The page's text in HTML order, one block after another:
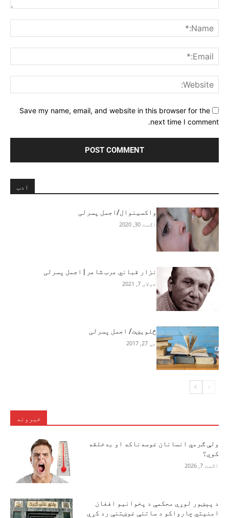
Save my name, email, and website in this browser for the
next time I comment.
ادب
واکسینوال/اجمل پسرلی
اګست 30, 2020
نزار قباني عرب شاعر | اجمل پسرلی
جولای 7, 2021
څلویښت/ اجمل پسرلی
مې 27, 2017
خبرونه
ولې ګرمي انسانان غوسه‌ناکه او بدخلقه
کوي؟
اګست 7, 2026
د پېښور لوړې محکمې د پخوانیو افغان
امنیتي چارواکو د ساتنې غوښتنې رد کړې